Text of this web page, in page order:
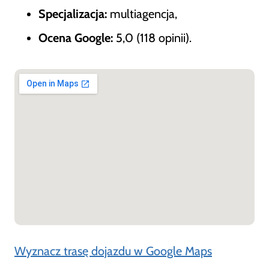
Specjalizacja: multiagencja,
Ocena Google: 5,0 (118 opinii).
Wyznacz trasę dojazdu w Google Maps